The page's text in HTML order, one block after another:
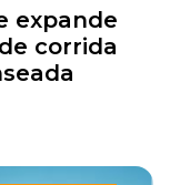
expande
corrida